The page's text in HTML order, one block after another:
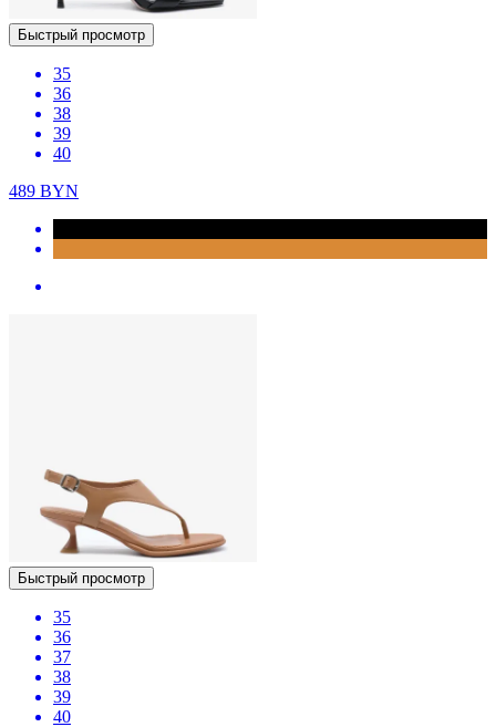
Быстрый просмотр
35
36
38
39
40
489 BYN
Быстрый просмотр
35
36
37
38
39
40